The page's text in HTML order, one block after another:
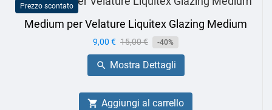
Prezzo scontato
Medium per Velature Liquitex Glazing Medium
Prezzo
9,00 € Prezzo
base
15,00 € -40%
 Mostra Dettagli
 Aggiungi al carrello